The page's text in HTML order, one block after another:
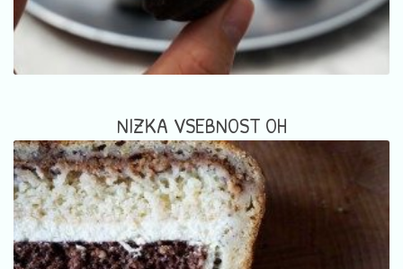
NIZKA VSEBNOST OH